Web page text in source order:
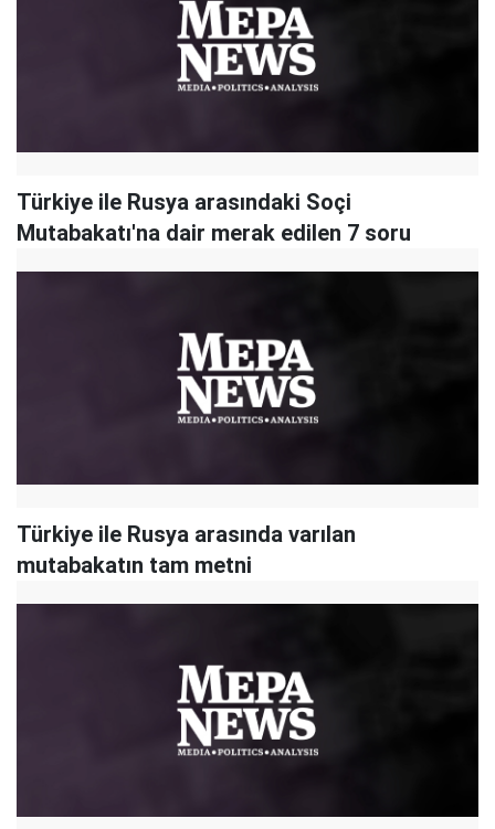
Türkiye ile Rusya arasındaki Soçi
Mutabakatı'na dair merak edilen 7 soru
Türkiye ile Rusya arasında varılan
mutabakatın tam metni